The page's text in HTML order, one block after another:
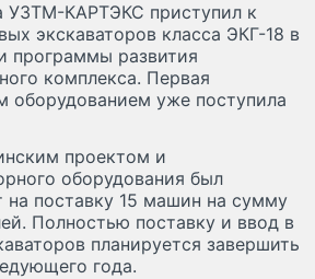
УЗТМ-КАРТЭКС приступил к
экскаваторов класса ЭКГ-18 в
программы развития
комплекса. Первая
оборудованием уже поступила
проектом и
оборудования был
на поставку 15 машин на сумму
Полностью поставку и ввод в
планируется завершить
года.